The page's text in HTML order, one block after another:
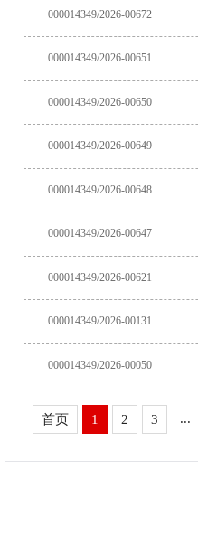
000014349/2026-00672
000014349/2026-00651
000014349/2026-00650
000014349/2026-00649
000014349/2026-00648
000014349/2026-00647
000014349/2026-00621
000014349/2026-00131
000014349/2026-00050
首页 1 2 3 ...